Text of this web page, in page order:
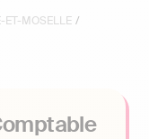
ET-MOSELLE /